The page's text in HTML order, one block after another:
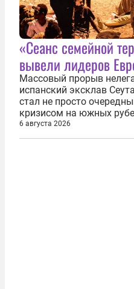
«Сеанс семейной
вывели лидеров
Массовый прорыв
испанский эксклав
стал не просто
кризисом на южных
фундаментальный
продемонстрировав,
6 августа 2026